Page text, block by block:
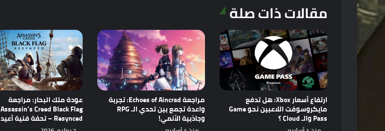
مقالات ذات صلة
ارتفاع أسعار Xbox: هل تدفع
مايكروسوفت اللاعبين نحو Game
Pass والـ Cloud ؟
مراجعة Echoes of Aincrad: تجربة
واعدة تجمع بين تحدي الـ RPG
وجاذبية الأنمي!
عودة ملك البحار: مراجعة
Assassin’s Creed Black Flag
Resynced – تحفة فنية أعيد إحياؤها!